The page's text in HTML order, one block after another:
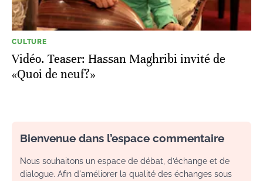
CULTURE
Vidéo. Teaser: Hassan Maghribi invité de
«Quoi de neuf?»
Bienvenue dans l’espace commentaire
Nous souhaitons un espace de débat, d’échange et de
dialogue. Afin d'améliorer la qualité des échanges sous